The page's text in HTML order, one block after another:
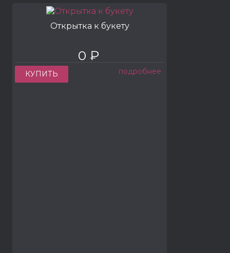
Открытка к букету
0 ₽
КУПИТЬ подробнее